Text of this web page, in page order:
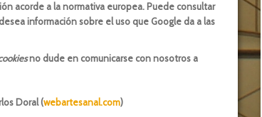
acorde a la normativa europea. Puede consultar
información sobre el uso que Google da a las
no dude en comunicarse con nosotros a
Doral (webartesanal.com)